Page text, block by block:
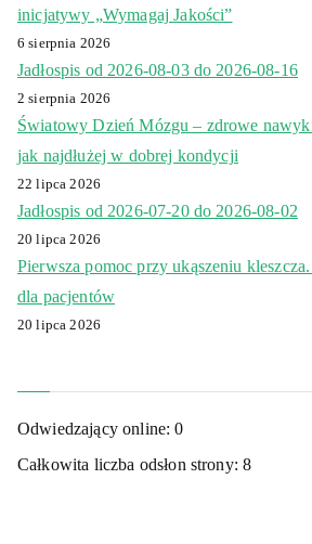
inicjatywy „Wymagaj Jakości”
6 sierpnia 2026
Jadłospis od 2026-08-03 do 2026-08-16
2 sierpnia 2026
Światowy Dzień Mózgu – zdrowe
jak najdłużej w dobrej kondycji
22 lipca 2026
Jadłospis od 2026-07-20 do 2026-08-02
20 lipca 2026
Pierwsza pomoc przy ukąszeniu
dla pacjentów
20 lipca 2026
Odwiedzający online:0
Całkowita liczba odsłon strony:8